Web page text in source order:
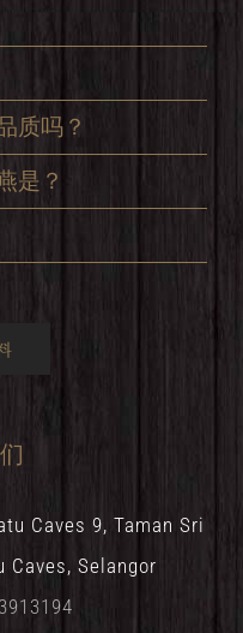
质吗？
是？
Caves 9, Taman Sri
Caves, Selangor